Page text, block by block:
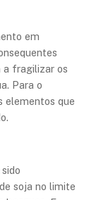
em
a fragilizar os
Para o
elementos que
soja no limite